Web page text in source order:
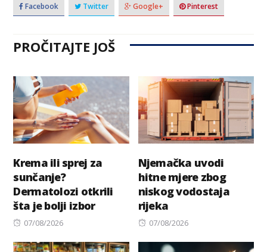
Facebook Twitter Google+ Pinterest
PROČITAJTE JOŠ
Krema ili sprej za
sunčanje?
Dermatolozi otkrili
šta je bolji izbor
Posted
07/08/2026
Njemačka uvodi
hitne mjere zbog
niskog vodostaja
rijeka
Posted
07/08/2026